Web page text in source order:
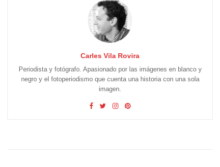
Carles Vila Rovira
Periodista y fotógrafo. Apasionado por las imágenes en blanco y
negro y el fotoperiodismo que cuenta una historia con una sola
imagen.